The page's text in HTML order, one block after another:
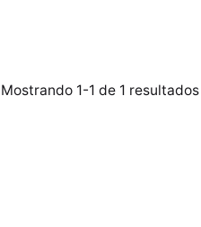
Mostrando 1-1 de 1 resultados